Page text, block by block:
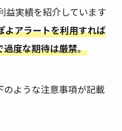
益実績を紹介しています
よアラートを利用すれば
度な期待は厳禁。
ような注意事項が記載